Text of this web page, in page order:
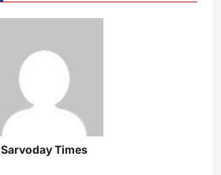
Sarvoday Times